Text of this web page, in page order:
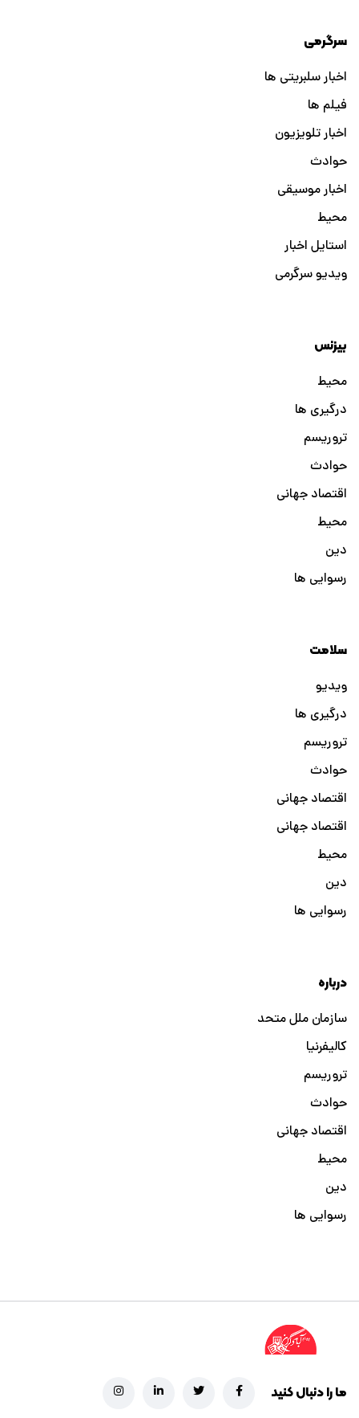
سرگرمی
اخبار سلبریتی ها
فیلم ها
اخبار تلویزیون
حوادث
اخبار موسیقی
محیط
استایل اخبار
ویدیو سرگرمی
بیزنس
محیط
درگیری ها
تروریسم
حوادث
اقتصاد جهانی
محیط
دین
رسوایی ها
سلامت
ویدیو
درگیری ها
تروریسم
حوادث
اقتصاد جهانی
اقتصاد جهانی
محیط
دین
رسوایی ها
درباره
سازمان ملل متحد
کالیفرنیا
تروریسم
حوادث
اقتصاد جهانی
محیط
دین
رسوایی ها
ما را دنبال کنید